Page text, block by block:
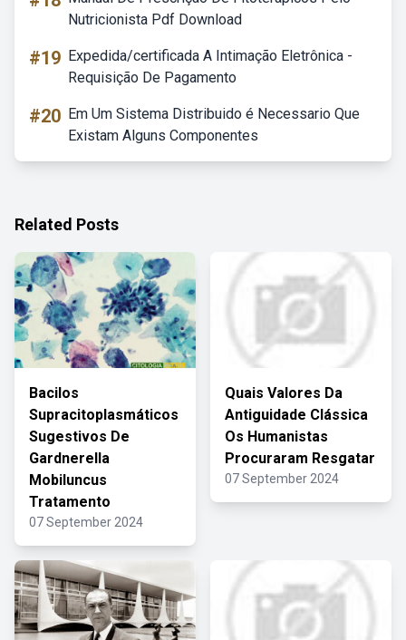
Nutricionista Pdf Download
#19 Expedida/certificada A Intimação Eletrônica -
Requisição De Pagamento
#20 Em Um Sistema Distribuido é Necessario Que
Existam Alguns Componentes
Related Posts
Bacilos
Supracitoplasmáticos
Sugestivos De
Gardnerella
Mobiluncus
Tratamento
07 September 2024
Quais Valores Da
Antiguidade Clássica
Os Humanistas
Procuraram Resgatar
07 September 2024